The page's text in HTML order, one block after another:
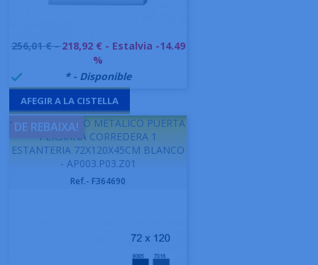
Preu
256,01 € -218,92 € - Estalvia -14.49
%
 * - Disponible
AFEGIR A LA CISTELLA
-GAPSA ARMARIO METALICO PUERTA
PERSIANA CORREDERA 1
ESTANTERIA 72X120X45CM BLANCO
- AP003.P03.Z01
Ref.- F364690
DE REBAIXA!